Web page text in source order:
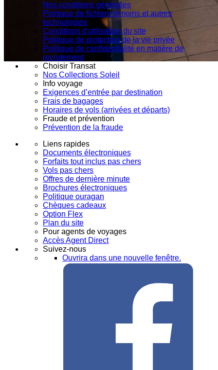
Nos conditions générales
Politique de fichiers témoins et autres
technologies
Conditions d'utilisation du site
Politique de protection de la vie privée
Politique de confidentialité en matière de
recrutement
Choisir Transat
Nos Collections Soleil
Info voyage
Exigences d’entrée par destination
Frais de bagages
Horaires de vols (arrivées et départs)
Fraude et prévention
Prévention de la fraude
Liens rapides
Documents électroniques
Forfaits tout inclus pas chers
Vols pas chers
Offres de dernière minute
Brochures électroniques
Politique ouragan
Chèques cadeaux
Option Flex
Plan du site
Pour agents de voyages
Accès Agent Direct
Suivez-nous
Ouvrira dans une nouvelle fenêtre.